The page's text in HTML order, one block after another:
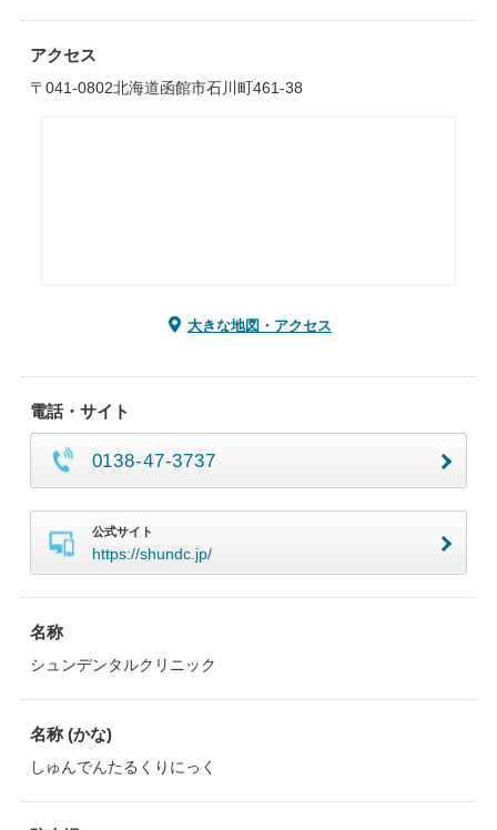
アクセス
〒041-0802北海道函館市石川町461-38
大きな地図・アクセス
電話・サイト
0138-47-3737
公式サイト
https://shundc.jp/
名称
シュンデンタルクリニック
名称 (かな)
しゅんでんたるくりにっく